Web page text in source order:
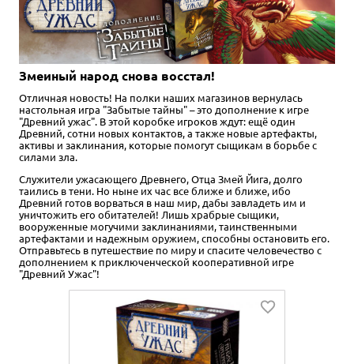
Змеиный народ снова восстал!
Отличная новость! На полки наших магазинов вернулась
настольная игра "Забытые тайны" – это дополнение к игре
"Древний ужас". В этой коробке игроков ждут: ещё один
Древний, сотни новых контактов, а также новые артефакты,
активы и заклинания, которые помогут сыщикам в борьбе с
силами зла.
Служители ужасающего Древнего, Отца Змей Йига, долго
таились в тени. Но ныне их час все ближе и ближе, ибо
Древний готов ворваться в наш мир, дабы завладеть им и
уничтожить его обитателей! Лишь храбрые сыщики,
вооруженные могучими заклинаниями, таинственными
артефактами и надежным оружием, способны остановить его.
Отправьтесь в путешествие по миру и спасите человечество с
дополнением к приключенческой кооперативной игре
"Древний Ужас"!